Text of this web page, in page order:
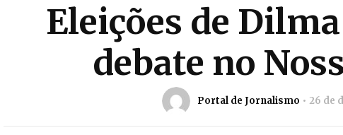
Eleições de
debate no
Portal de Jornalismo 26 de